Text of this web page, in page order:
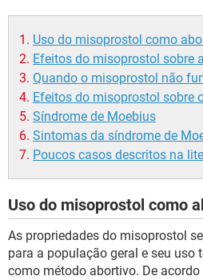
Uso do misoprostol como
Efeitos do misoprostol sobre
Quando o misoprostol não
Efeitos do misoprostol sobre
Síndrome de Moebius
Sintomas da síndrome de
Poucos casos descritos na
Uso do misoprostol como
As propriedades do misoprostol
para a população geral e seu uso
como método abortivo. De